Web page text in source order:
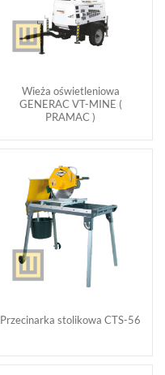
Wieża oświetleniowa
GENERAC VT-MINE (
PRAMAC )
Przecinarka stolikowa CTS-56